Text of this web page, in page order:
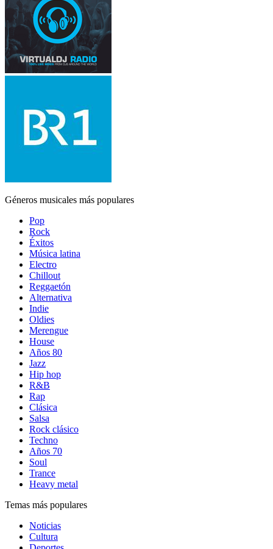
Géneros musicales más populares
Pop
Rock
Éxitos
Música latina
Electro
Chillout
Reggaetón
Alternativa
Indie
Oldies
Merengue
House
Años 80
Jazz
Hip hop
R&B
Rap
Clásica
Salsa
Rock clásico
Techno
Años 70
Soul
Trance
Heavy metal
Temas más populares
Noticias
Cultura